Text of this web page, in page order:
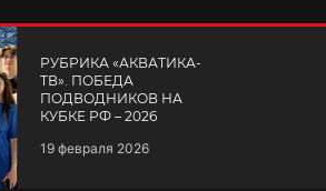
РУБРИКА «АКВАТИКА-
TВ». ПОБЕДА
ПОДВОДНИКОВ НА
КУБКЕ РФ – 2026
19 февраля 2026